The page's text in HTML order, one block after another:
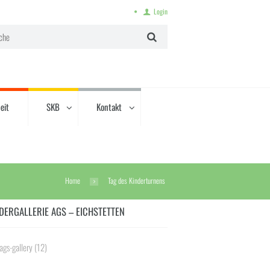
Login
SKB Kontakt
Home Tag des Kinderturnens
AGS – EICHSTETTEN
ags-gallery (12)